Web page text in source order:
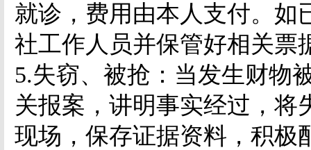
就诊，费用由本人支付。如
社工作人员并保管好相关票
5.失窃、被抢：当发生财物
关报案，讲明事实经过，将
现场，保存证据资料，积极